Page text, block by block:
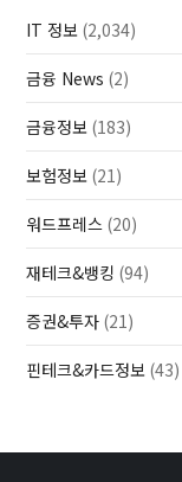
IT 정보 (2,034)
금융 News (2)
금융정보 (183)
보험정보 (21)
워드프레스 (20)
재테크&뱅킹 (94)
증권&투자 (21)
핀테크&카드정보 (43)